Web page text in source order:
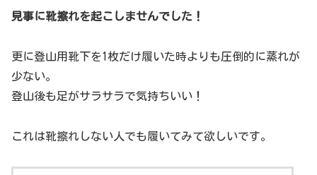
見事に靴擦れを起こしませんでした！
更に登山用靴下を1枚だけ履いた時よりも圧倒的に蒸れが
少ない。
登山後も足がサラサラで気持ちいい！
これは靴擦れしない人でも履いてみて欲しいです。